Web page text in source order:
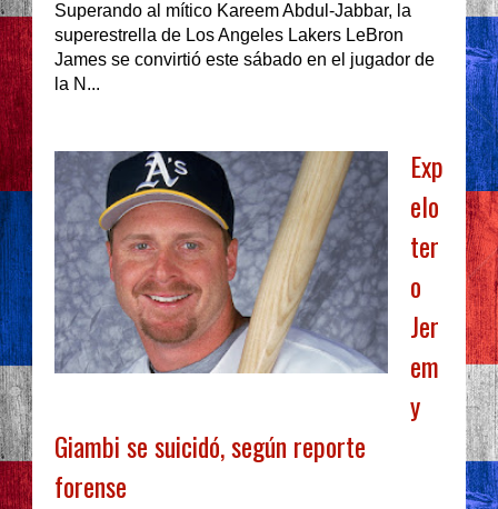
Superando al mítico Kareem Abdul-Jabbar, la
superestrella de Los Angeles Lakers LeBron
James se convirtió este sábado en el jugador de
la N...
Exp
elo
ter
o
Jer
em
y
Giambi se suicidó, según reporte
forense